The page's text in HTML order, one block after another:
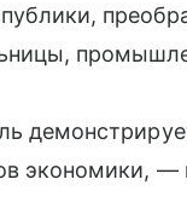
экономики, —